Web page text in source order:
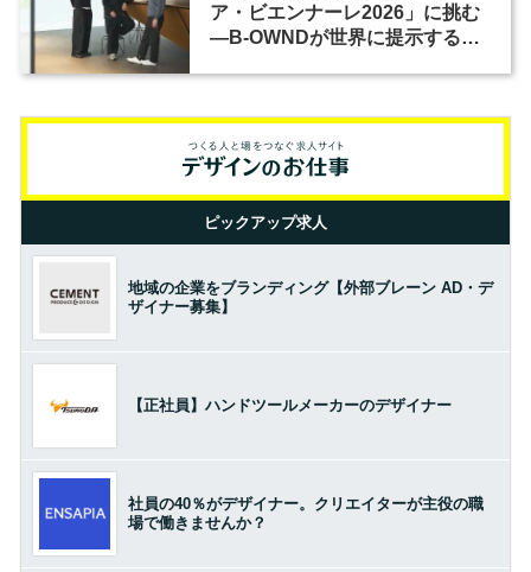
ア・ビエンナーレ2026」に挑む
―B-OWNDが世界に提示する美
ピックアップ求人
地域の企業をブランディング【外部ブレーン AD・デ
ザイナー募集】
【正社員】ハンドツールメーカーのデザイナー
社員の40％がデザイナー。クリエイターが主役の職
場で働きませんか？